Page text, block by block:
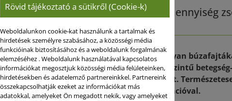
őszi búza fajták. Minőség és mennyiség
változó időjárási és piaci körülmények olyan
jobb stressztűrés és magasabb szintű
és a takarmánycélú alapanyagot.
ami egyet jelent a fejlesztéssel, az innovációval.
Rövid tájékoztató a sütikről (Cookie-k)
Weboldalunkon cookie-kat használunk a tartalmak és
hirdetések személyre szabásához, a közösségi média
funkcióinak biztosításához és a weboldalunk forgalmának
elemzéséhez . Weboldalunk használatával kapcsolatos
információkat megosztjuk közösségi média felületeinken,
hirdetésekben és adatelemző partnereinkkel. Partnereink
összekapcsolhatják ezeket az információkat más
adatokkal, amelyeket Ön megadott nekik, vagy amelyeket